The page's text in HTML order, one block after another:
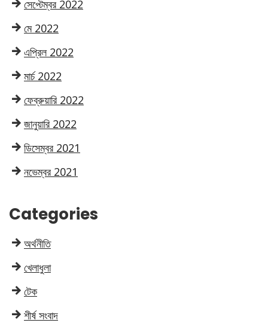
সেপ্টেম্বর 2022
মে 2022
এপ্রিল 2022
মার্চ 2022
ফেব্রুয়ারি 2022
জানুয়ারি 2022
ডিসেম্বর 2021
নভেম্বর 2021
Categories
অর্থনীতি
খেলাধুলা
টেক
শীর্ষ সংবাদ